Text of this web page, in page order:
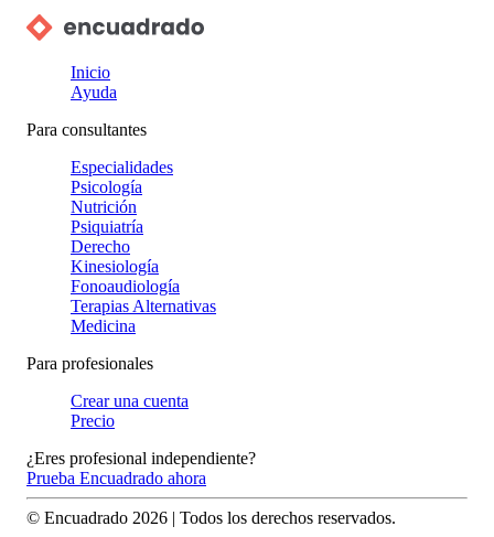
Inicio
Ayuda
Para consultantes
Especialidades
Psicología
Nutrición
Psiquiatría
Derecho
Kinesiología
Fonoaudiología
Terapias Alternativas
Medicina
Para profesionales
Crear una cuenta
Precio
¿Eres profesional independiente?
Prueba Encuadrado ahora
© Encuadrado 2026 | Todos los derechos reservados.